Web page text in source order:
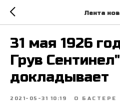
Лента
31 мая 1926
Грув Сентинел"
докладывает
2021-05-31 10:19 О БАСТЕРЕ